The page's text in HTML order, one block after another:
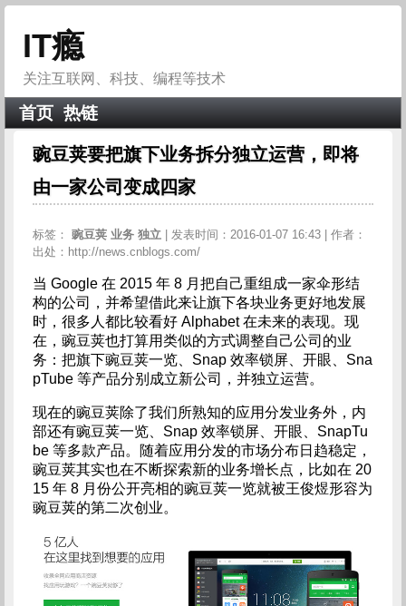
IT瘾
关注互联网、科技、编程等技术
首页 热链
豌豆荚要把旗下业务拆分独立运营，即将
由一家公司变成四家
标签： 豌豆荚 业务 独立
| 发表时间：2016-01-07 16:43 | 作者：
出处：http://news.cnblogs.com/
当 Google 在 2015 年 8 月把自己重组成一家伞形结
构的公司，并希望借此来让旗下各块业务更好地发展
时，很多人都比较看好 Alphabet 在未来的表现。现
在，豌豆荚也打算用类似的方式调整自己公司的业
务：把旗下豌豆荚一览、Snap 效率锁屏、开眼、Sna
pTube 等产品分别成立新公司，并独立运营。
现在的豌豆荚除了我们所熟知的应用分发业务外，内
部还有豌豆荚一览、Snap 效率锁屏、开眼、SnapTu
be 等多款产品。随着应用分发的市场分布日趋稳定，
豌豆荚其实也在不断探索新的业务增长点，比如在 20
15 年 8 月份公开亮相的豌豆荚一览就被王俊煜形容为
豌豆荚的第二次创业。